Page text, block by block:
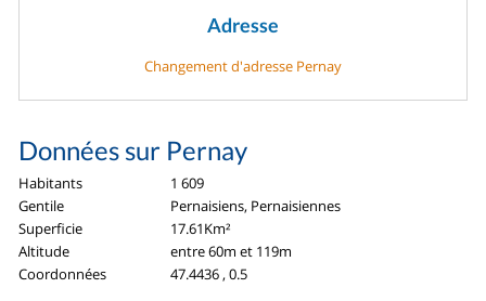
Adresse
Changement d'adresse Pernay
Données sur Pernay
Habitants
1 609
Gentile
Pernaisiens, Pernaisiennes
Superficie
17.61Km²
Altitude
entre 60m et 119m
Coordonnées
47.4436 , 0.5